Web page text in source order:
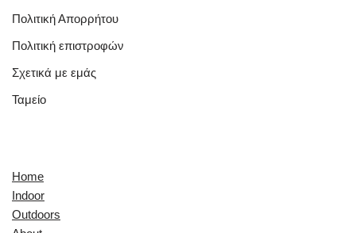
Πολιτική Απορρήτου
Πολιτική επιστροφών
Σχετικά με εμάς
Ταμείο
Home
Indoor
Outdoors